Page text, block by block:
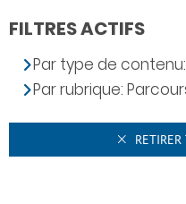
FILTRES ACTIFS
Par type de
Par rubrique:
RETIRER